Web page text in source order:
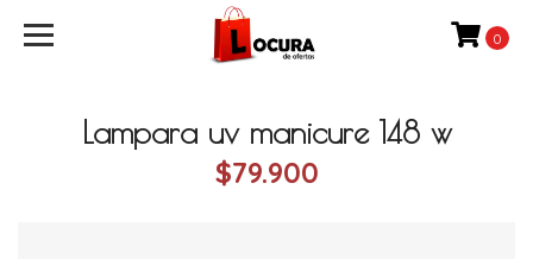
0
Lampara uv manicure 148 w
$79.900